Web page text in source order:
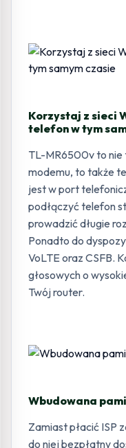
Korzystaj z sieci
telefon w tym
TL-MR6500v to nie
modemu, to także
jest w port
podłączyć telefon
prowadzić długie
Ponadto do
VoLTE oraz CSFB.
głosowych o
Twój router.
Wbudowana
Zamiast płacić ISP
do niej bezpłatny